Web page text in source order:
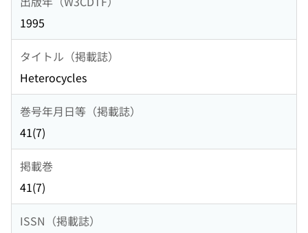
1995
タイトル（掲載誌）
Heterocycles
巻号年月日等（掲載誌）
41(7)
掲載巻
41(7)
ISSN（掲載誌）